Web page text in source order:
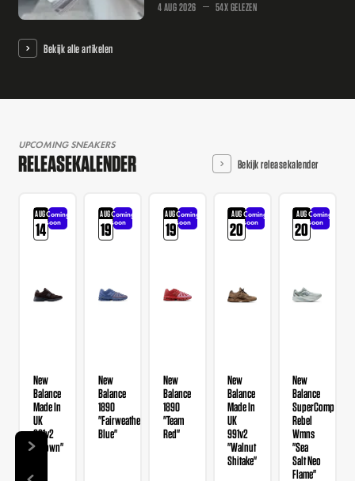
4 AUG 2026 54X GELEZEN
Bekijk alle artikelen
UPCOMING SNEAKERS
RELEASEKALENDER Bekijk releasekalender
AUG
14
Coming
soon
New
Balance
Made In
UK
991v2
"Brown"
AUG
19
Coming
soon
New
Balance
1890
"Fairweather
Blue"
AUG
19
Coming
soon
New
Balance
1890
"Team
Red"
AUG
20
Coming
soon
New
Balance
Made In
UK
991v2
"Walnut
Shitake"
AUG
20
Coming
soon
New
Balance
SuperComp
Rebel
Wmns
"Sea
Salt Neo
Flame"